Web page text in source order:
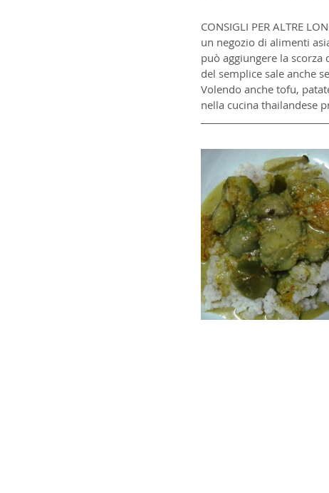
CONSIGLI PER ALTRE
un negozio di alimenti
può aggiungere la scorza
del semplice sale anche
Volendo anche tofu,
nella cucina thailandese